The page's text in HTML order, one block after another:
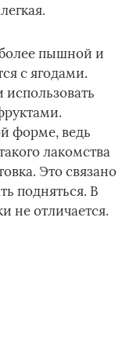
пышной и
с ягодами.
форме, ведь
лакомства
Это связано
подняться. В
не отличается.